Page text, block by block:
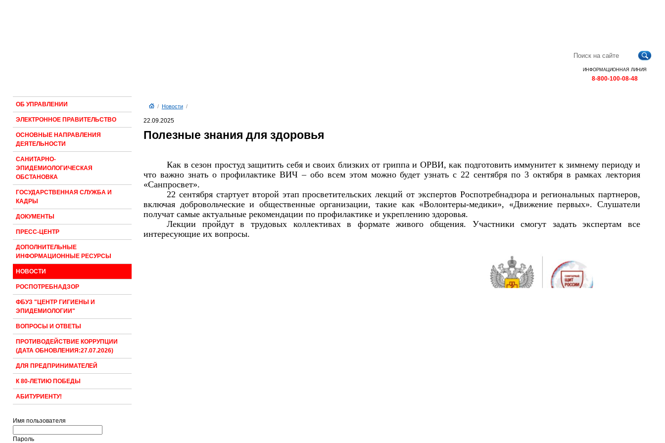
сайта
RSS
ИНФОРМАЦИОННАЯ ЛИНИЯ
8-800-100-08-48
ОБ УПРАВЛЕНИИ
ЭЛЕКТРОННОЕ ПРАВИТЕЛЬСТВО
ОСНОВНЫЕ НАПРАВЛЕНИЯ
ДЕЯТЕЛЬНОСТИ
САНИТАРНО-
ЭПИДЕМИОЛОГИЧЕСКАЯ
ОБСТАНОВКА
ГОСУДАРСТВЕННАЯ СЛУЖБА И
КАДРЫ
ДОКУМЕНТЫ
ПРЕСС-ЦЕНТР
ДОПОЛНИТЕЛЬНЫЕ
ИНФОРМАЦИОННЫЕ РЕСУРСЫ
НОВОСТИ
РОСПОТРЕБНАДЗОР
ФБУЗ "ЦЕНТР ГИГИЕНЫ И
ЭПИДЕМИОЛОГИИ"
ВОПРОСЫ И ОТВЕТЫ
ПРОТИВОДЕЙСТВИЕ КОРРУПЦИИ
(ДАТА ОБНОВЛЕНИЯ:27.07.2026)
ДЛЯ ПРЕДПРИНИМАТЕЛЕЙ
К 80-ЛЕТИЮ ПОБЕДЫ
АБИТУРИЕНТУ!
Имя пользователя
Пароль
/ Новости/
22.09.2025
Полезные знания для здоровья
Как в сезон простуд защитить себя и своих близких от гриппа и ОРВИ, как подготовить иммунитет к зимнему периоду и
что важно знать о профилактике ВИЧ – обо всем этом можно будет узнать с 22 сентября по 3 октября в рамках лектория
«Санпросвет».
22 сентября стартует второй этап просветительских лекций от экспертов Роспотребнадзора и региональных партнеров,
включая добровольческие и общественные организации, такие как «Волонтеры-медики», «Движение первых». Слушатели
получат самые актуальные рекомендации по профилактике и укреплению здоровья.
Лекции пройдут в трудовых коллективах в формате живого общения. Участники смогут задать экспертам все
интересующие их вопросы.